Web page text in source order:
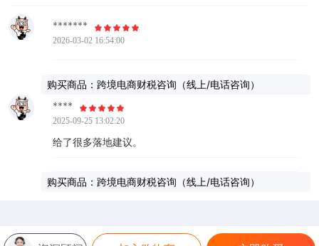
*******
2026-03-02 16:54:00
购买商品：跨境电商财税咨询（线上/电话咨询）
****
2025-09-25 13:02:20
给了很多落地建议。
购买商品：跨境电商财税咨询（线上/电话咨询）